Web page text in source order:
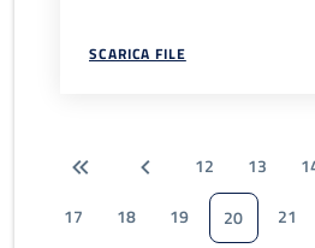
SCARICA FILE
12 13
17
18 19 20 21